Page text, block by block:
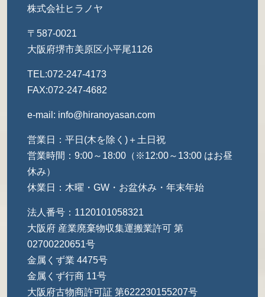
株式会社ヒラノヤ
〒587-0021
大阪府堺市美原区小平尾1126
TEL:072-247-4173
FAX:072-247-4682
e-mail: info@hiranoyasan.com
営業日：平日(木を除く)＋土日祝
営業時間：9:00～18:00（※12:00～13:00 はお昼
休み）
休業日：木曜・GW・お盆休み・年末年始
法人番号：1120101058321
大阪府 産業廃棄物収集運搬業許可 第
02700220651号
金属くず業 4475号
金属くず行商 11号
大阪府古物商許可証 第622230155207号